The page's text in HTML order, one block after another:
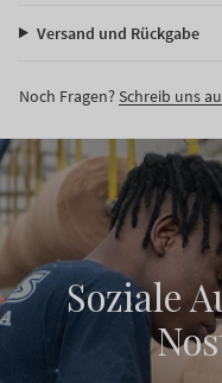
Versand und Rückgabe
Noch Fragen?Schreib uns
Soziale